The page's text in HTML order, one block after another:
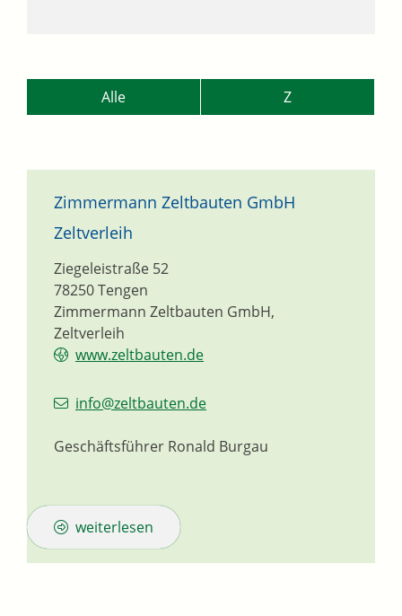
Alle Z
Zimmermann Zeltbauten GmbH
Zeltverleih
Zimmermann Zeltbauten GmbH,
Zeltverleih
Ziegeleistraße 52
78250Tengen
www.zeltbauten.de
info@zeltbauten.de
Geschäftsführer Ronald Burgau
weiterlesen